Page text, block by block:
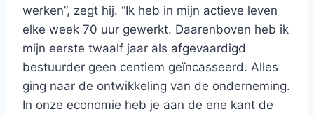
werken”, zegt hij. “Ik heb in mijn actieve leven
elke week 70 uur gewerkt. Daarenboven heb ik
mijn eerste twaalf jaar als afgevaardigd
bestuurder geen centiem geïncasseerd. Alles
ging naar de ontwikkeling van de onderneming.
In onze economie heb je aan de ene kant de